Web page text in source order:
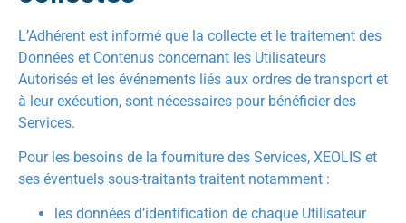
L’Adhérent est informé que la collecte et le traitement des
Données et Contenus concernant les Utilisateurs
Autorisés et les événements liés aux ordres de transport et
à leur exécution, sont nécessaires pour bénéficier des
Services.
Pour les besoins de la fourniture des Services, XEOLIS et
ses éventuels sous-traitants traitent notamment :
les données d’identification de chaque Utilisateur